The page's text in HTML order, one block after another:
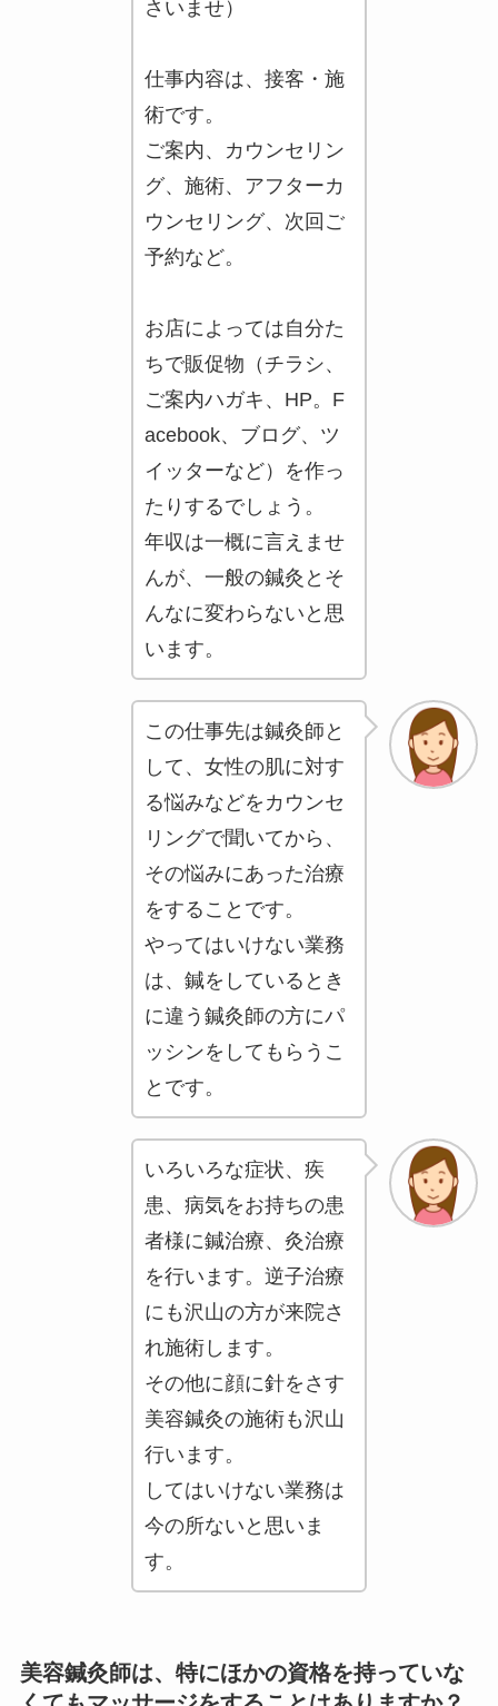
さいませ）
仕事内容は、接客・施
術です。
ご案内、カウンセリン
グ、施術、アフターカ
ウンセリング、次回ご
予約など。
お店によっては自分た
ちで販促物（チラシ、
ご案内ハガキ、HP。F
acebook、ブログ、ツ
イッターなど）を作っ
たりするでしょう。
年収は一概に言えませ
んが、一般の鍼灸とそ
んなに変わらないと思
います。
この仕事先は鍼灸師と
して、女性の肌に対す
る悩みなどをカウンセ
リングで聞いてから、
その悩みにあった治療
をすることです。
やってはいけない業務
は、鍼をしているとき
に違う鍼灸師の方にパ
ッシンをしてもらうこ
とです。
いろいろな症状、疾
患、病気をお持ちの患
者様に鍼治療、灸治療
を行います。逆子治療
にも沢山の方が来院さ
れ施術します。
その他に顔に針をさす
美容鍼灸の施術も沢山
行います。
してはいけない業務は
今の所ないと思いま
す。
美容鍼灸師は、特にほかの資格を持っていな